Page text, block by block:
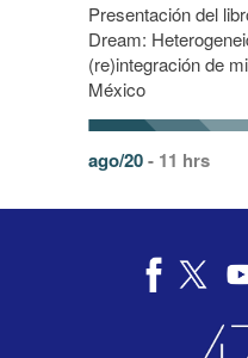
Presentación del
Dream:
(re)integración de
México
ago/20- 11 hrs